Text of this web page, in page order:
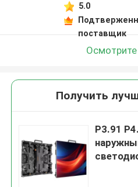
5.0
поставщик
Получить
P3.91